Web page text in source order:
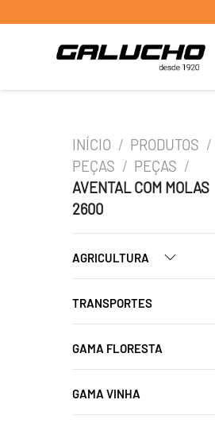
INÍCIO / PRODUTOS /
PEÇAS / PEÇAS /
AVENTAL COM MOLAS
2600
AGRICULTURA
TRANSPORTES
GAMA FLORESTA
GAMA VINHA